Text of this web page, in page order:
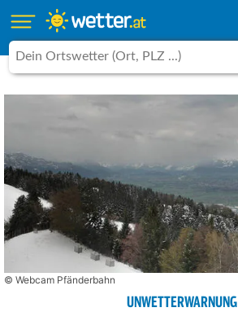
© Webcam Pfänderbahn
UNWETTERWARNUNG